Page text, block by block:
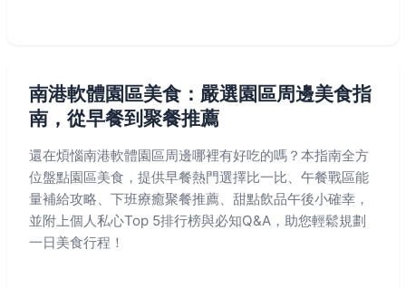
南港軟體園區美食：嚴選園區周邊美食指
南，從早餐到聚餐推薦
還在煩惱南港軟體園區周邊哪裡有好吃的嗎？本指南全方
位盤點園區美食，提供早餐熱門選擇比一比、午餐戰區能
量補給攻略、下班療癒聚餐推薦、甜點飲品午後小確幸，
並附上個人私心Top 5排行榜與必知Q&A，助您輕鬆規劃
一日美食行程！